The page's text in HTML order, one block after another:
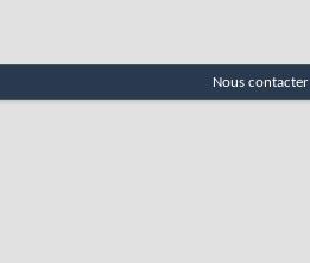
Nous contacter